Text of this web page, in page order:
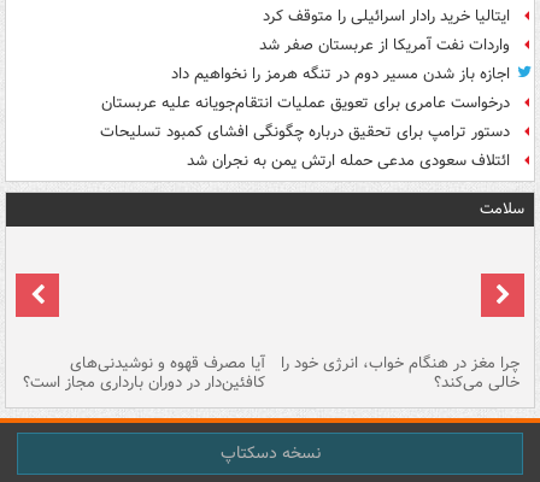
ایتالیا خرید رادار اسرائیلی را متوقف کرد
واردات نفت آمریکا از عربستان صفر شد
اجازه باز شدن مسیر دوم در تنگه هرمز را نخواهیم داد
درخواست عامری برای تعویق عملیات انتقام‌جویانه علیه عربستان
دستور ترامپ برای تحقیق درباره چگونگی افشای کمبود تسلیحات
ائتلاف سعودی مدعی حمله ارتش یمن به نجران شد
سلامت
چرا مغز در هنگام خواب، انرژی خود را
خالی می‌کند؟
آیا مصرف قهوه و نوشیدنی‌های
کافئین‌دار در دوران بارداری مجاز است؟
نسخه دسکتاپ